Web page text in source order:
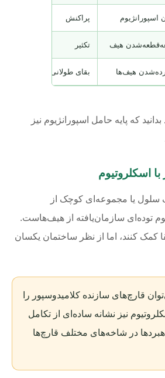
اسپورانژیوم پراکنش
هیف تکثیر
هیف‌ها بقای طولانی
که پایه حامل اسپورانژیوم نیز
اسکلروتیوم
سلول یا مجموعه‌ای کوچک از
توده‌ای سازمان‌یافته از هیف‌هاست.
کمک کنند، اما از نظر ساختمان یکسان
قارچ‌های سازنده کلامیدوسپور را
نیز نشانه ساده‌ای از تکامل
در شاخه‌های مختلف قارچ‌ها